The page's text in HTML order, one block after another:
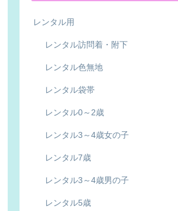
レンタル用
レンタル訪問着・附下
レンタル色無地
レンタル袋帯
レンタル0～2歳
レンタル3～4歳女の子
レンタル7歳
レンタル3～4歳男の子
レンタル5歳